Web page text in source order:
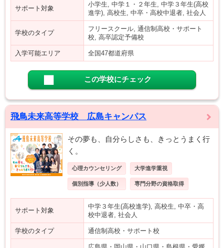
サポート対象
小学生, 中学１・２年生, 中学３年生(高校
進学), 高校生, 中卒・高校中退者, 社会人
学校のタイプ
フリースクール, 通信制高校・サポート
校, 高卒認定予備校
入学可能エリア 全国47都道府県
この学校にチェック
飛鳥未来高等学校 広島キャンパス
その夢も、自分らしさも、きっとうまく行
く。
心理カウンセリング 大学進学重視
個別指導（少人数） 専門分野の資格取得
サポート対象
中学３年生(高校進学), 高校生, 中卒・高
校中退者, 社会人
学校のタイプ 通信制高校・サポート校